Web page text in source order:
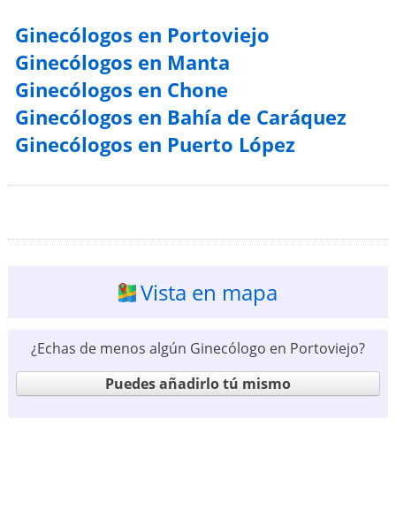
Ginecólogos en Portoviejo
Ginecólogos en Manta
Ginecólogos en Chone
Ginecólogos en Bahía de Caráquez
Ginecólogos en Puerto López
Vista en mapa
¿Echas de menos algún Ginecólogo en Portoviejo?
Puedes añadirlo tú mismo